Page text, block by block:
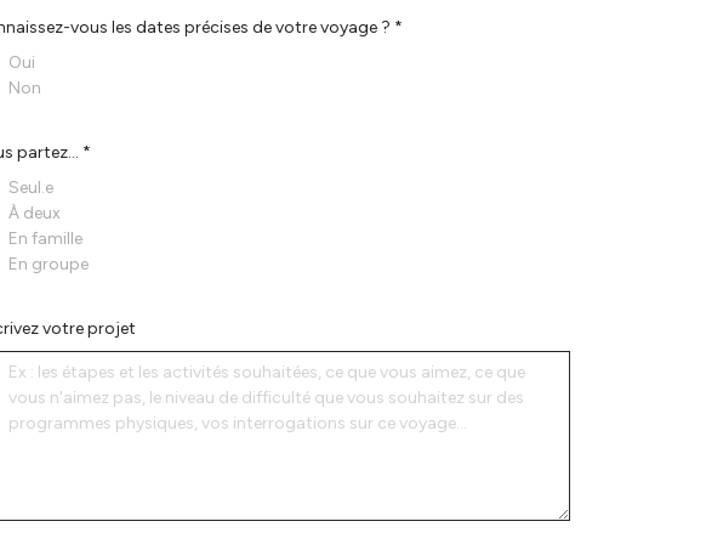
vous les dates précises de votre voyage ? *
Oui
Non
partez... *
Seul.e
À deux
En famille
En groupe
votre projet